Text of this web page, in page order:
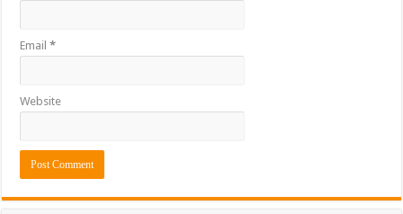
Email*
Website